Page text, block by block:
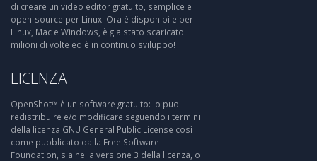
di creare un video editor gratuito, semplice e
open-source per Linux. Ora è disponibile per
Linux, Mac e Windows, è gia stato scaricato
milioni di volte ed è in continuo sviluppo!
LICENZA
OpenShot™ è un software gratuito: lo puoi
redistribuire e/o modificare seguendo i termini
della licenza GNU General Public License così
come pubblicato dalla Free Software
Foundation, sia nella versione 3 della licenza, o